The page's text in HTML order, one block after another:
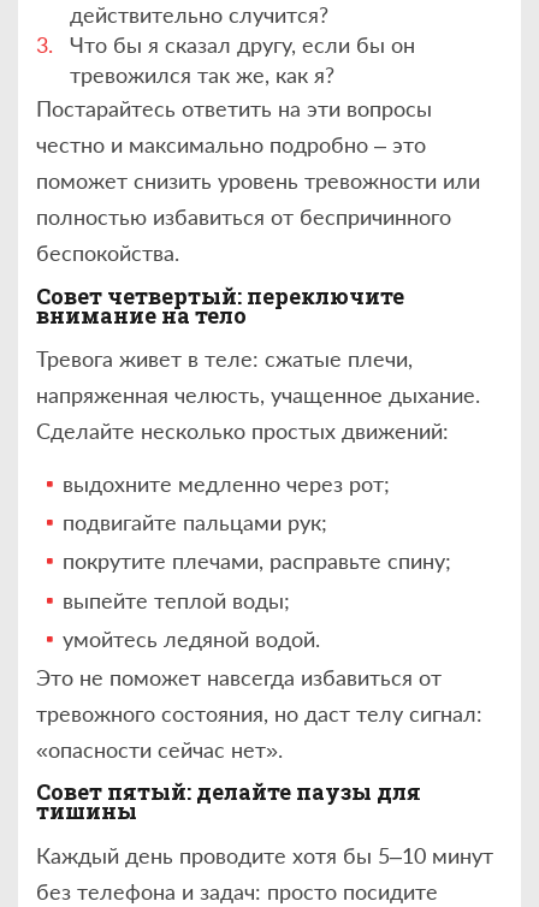
действительно случится?
Что бы я сказал другу, если бы он
тревожился так же, как я?
Постарайтесь ответить на эти вопросы
честно и максимально подробно – это
поможет снизить уровень тревожности или
полностью избавиться от беспричинного
беспокойства.
Совет четвертый: переключите
внимание на тело
Тревога живет в теле: сжатые плечи,
напряженная челюсть, учащенное дыхание.
Сделайте несколько простых движений:
выдохните медленно через рот;
подвигайте пальцами рук;
покрутите плечами, расправьте спину;
выпейте теплой воды;
умойтесь ледяной водой.
Это не поможет навсегда избавиться от
тревожного состояния, но даст телу сигнал:
«опасности сейчас нет».
Совет пятый: делайте паузы для
тишины
Каждый день проводите хотя бы 5–10 минут
без телефона и задач: просто посидите